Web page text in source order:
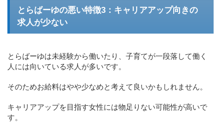
とらばーゆの悪い特徴3：キャリアアップ向きの
求人が少ない
とらばーゆは未経験から働いたり、子育てが一段落して働く
人には向いている求人が多いです。
そのためお給料はやや少なめと考えて良いかもしれません。
キャリアアップを目指す女性には物足りない可能性が高いで
す。